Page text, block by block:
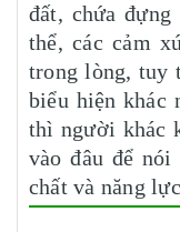
đất, chứa
thể, các cảm
trong lòng, tuy
biểu hiện khác
thì người khác
vào đâu để
chất và năng